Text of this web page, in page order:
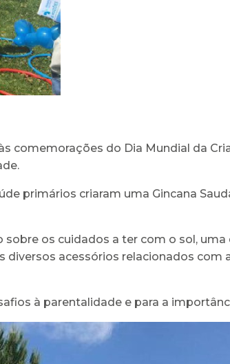
comemorações do Dia Mundial da
primários criaram uma Gincana
os cuidados a ter com o sol,
acessórios relacionados com
à parentalidade e para a